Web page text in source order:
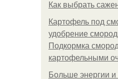
Как выбрать
Картофель под
удобрение
Подкормка
картофельными
Больше энергии и